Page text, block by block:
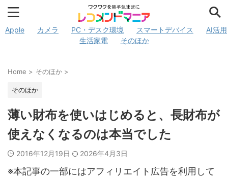
Apple カメラ PC・デスク環境 スマートデバイス
AI活用
生活家電
そのほか
Home > そのほか >
そのほか
薄い財布を使いはじめると、長財布が
使えなくなるのは本当でした
2016年12月19日 2026年4月3日
※本記事の一部にはアフィリエイト広告を利用して